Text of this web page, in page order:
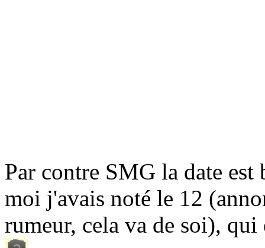
Par contre SMG la date
moi j'avais noté le 12
rumeur, cela va de soi),